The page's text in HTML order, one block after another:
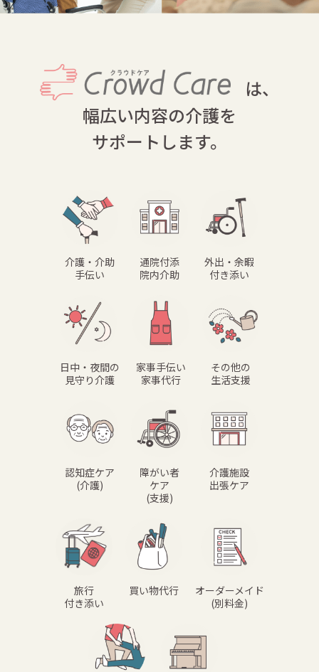
は、
幅広い内容の介護を
サポートします。
介護・介助
手伝い
通院付添
院内介助
外出・余暇
付き添い
日中・夜間の
見守り介護
家事手伝い
家事代行
その他の
生活支援
認知症ケア
(介護)
障がい者
ケア
(支援)
介護施設
出張ケア
旅行
付き添い
買い物代行
オーダーメイド
(別料金)